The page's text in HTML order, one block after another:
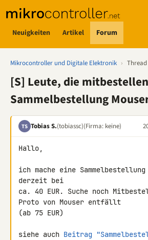
Neuigkeiten Artikel Forum
Mikrocontroller und Digitale Elektronik › Thread
[S] Leute, die
Sammelbestellung
TS Tobias S.(tobiassc)(Firma: keine)
Hallo,
ich mache eine
derzeit bei
ca. 40 EUR. Suche noch
Proto von Mouser entfällt
(ab 75 EUR)
siehe auch Beitrag